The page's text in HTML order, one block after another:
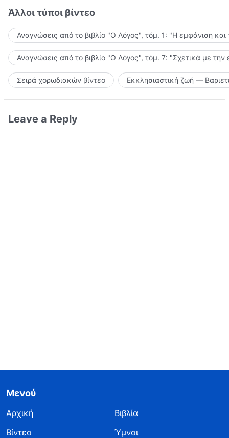
Άλλοι τύποι βίντεο
Αναγνώσεις από το βιβλίο "Ο Λόγος", τόμ. 1: "Η εμφάνιση
Αναγνώσεις από το βιβλίο "Ο Λόγος", τόμ. 7: "Σχετικά με την
Σειρά χορωδιακών βίντεο Εκκλησιαστική ζωή —
Leave a Reply
Μενού
Αρχική
Βιβλία
Βίντεο
Ύμνοι